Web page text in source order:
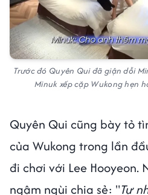
Trước đó Quyên Qui đã giận dỗi
Minuk xếp cặp Wukong hẹn
Quyên Qui cũng bày tỏ
của Wukong trong lần
đi chơi với Lee Hooyeon.
ngậm ngùi chia sẻ: "Tự